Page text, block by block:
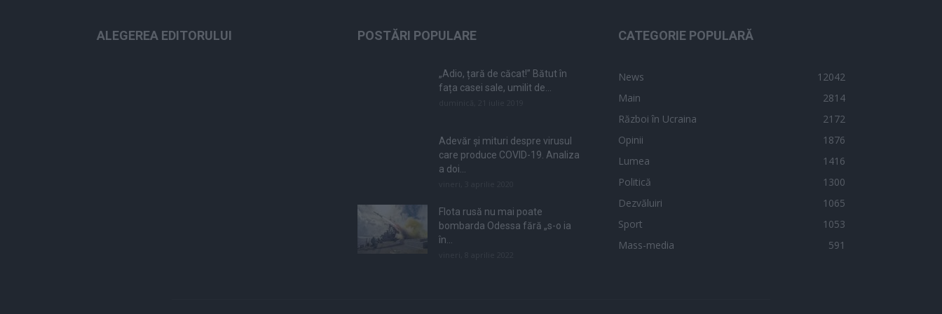
ALEGEREA EDITORULUI POSTĂRI POPULARE
„Adio, țară de căcat!” Bătut în
fața casei sale, umilit de...
Adevăr și mituri despre virusul
care produce COVID-19. Analiza
a doi...
Flota rusă nu mai poate
bombarda Odessa fără „s-o ia
în...
CATEGORIE POPULARĂ
News
12042
Main
2814
Război în Ucraina
2172
Opinii
1876
Lumea
1416
Politică
1300
Dezvăluiri
1065
Sport
1053
Mass-media
591